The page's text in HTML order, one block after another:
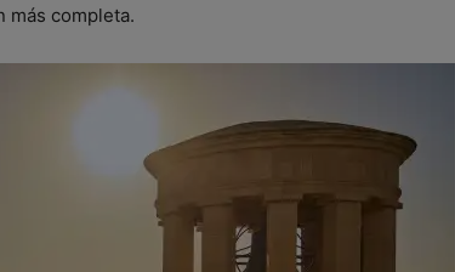
más completa.